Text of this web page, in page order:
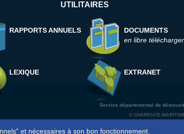
UTILITAIRES
RAPPORTS ANNUELS
DOCUMENTS
en libre
LEXIQUE EXTRANET
Service départemental de
© CHARENTE-
et nécessaires à son bon fonctionnement.